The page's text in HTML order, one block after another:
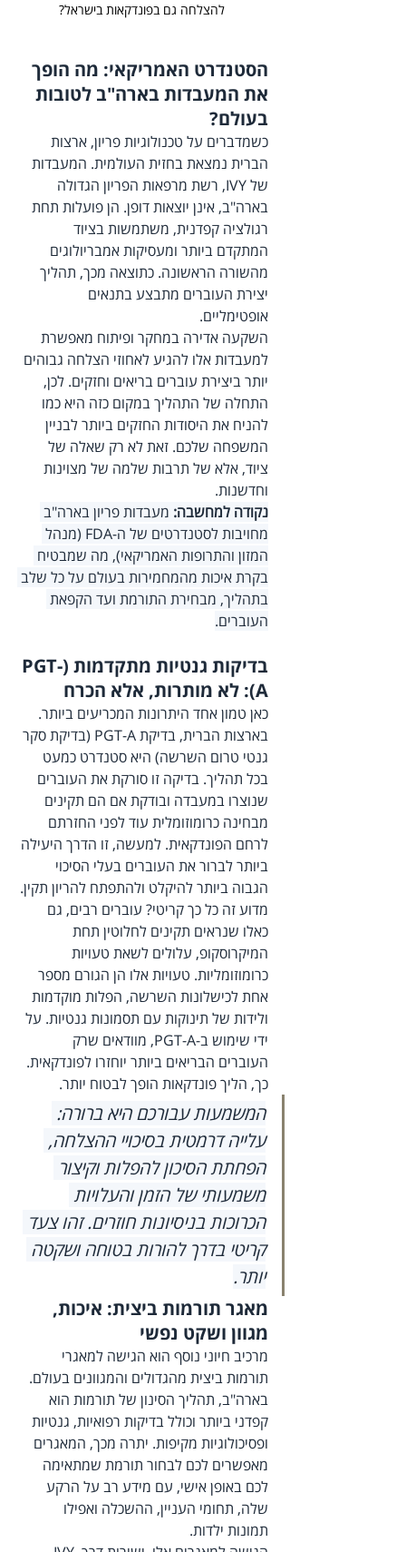
להצלחה גם בפונדקאות בישראל?
הסטנדרט האמריקאי: מה הופך
את המעבדות בארה"ב לטובות
בעולם?
כשמדברים על טכנולוגיות פריון, ארצות
הברית נמצאת בחזית העולמית. המעבדות
של IVY, רשת מרפאות הפריון הגדולה
בארה"ב, אינן יוצאות דופן. הן פועלות תחת
רגולציה קפדנית, משתמשות בציוד
המתקדם ביותר ומעסיקות אמבריולוגים
מהשורה הראשונה. כתוצאה מכך, תהליך
יצירת העוברים מתבצע בתנאים
אופטימליים.
השקעה אדירה במחקר ופיתוח מאפשרת
למעבדות אלו להגיע לאחוזי הצלחה גבוהים
יותר ביצירת עוברים בריאים וחזקים. לכן,
התחלה של התהליך במקום כזה היא כמו
להניח את היסודות החזקים ביותר לבניין
המשפחה שלכם. זאת לא רק שאלה של
ציוד, אלא של תרבות שלמה של מצוינות
וחדשנות.
נקודה למחשבה: מעבדות פריון בארה"ב
מחויבות לסטנדרטים של ה-FDA (מנהל
המזון והתרופות האמריקאי), מה שמבטיח
בקרת איכות מהמחמירות בעולם על כל שלב
בתהליך, מבחירת התורמת ועד הקפאת
העוברים.
בדיקות גנטיות מתקדמות (PGT-
A): לא מותרות, אלא הכרח
כאן טמון אחד היתרונות המכריעים ביותר.
בארצות הברית, בדיקת PGT-A (בדיקת סקר
גנטי טרום השרשה) היא סטנדרט כמעט
בכל תהליך. בדיקה זו סורקת את העוברים
שנוצרו במעבדה ובודקת אם הם תקינים
מבחינה כרומוזומלית עוד לפני החזרתם
לרחם הפונדקאית. למעשה, זו הדרך היעילה
ביותר לברור את העוברים בעלי הסיכוי
הגבוה ביותר להיקלט ולהתפתח להריון תקין.
מדוע זה כל כך קריטי? עוברים רבים, גם
כאלו שנראים תקינים לחלוטין תחת
המיקרוסקופ, עלולים לשאת טעויות
כרומוזומליות. טעויות אלו הן הגורם מספר
אחת לכישלונות השרשה, הפלות מוקדמות
ולידות של תינוקות עם תסמונות גנטיות. על
ידי שימוש ב-PGT-A, מוודאים שרק
העוברים הבריאים ביותר יוחזרו לפונדקאית.
כך, הליך פונדקאות הופך לבטוח יותר.
המשמעות עבורכם היא ברורה:
עלייה דרמטית בסיכויי ההצלחה,
הפחתת הסיכון להפלות וקיצור
משמעותי של הזמן והעלויות
הכרוכות בניסיונות חוזרים. זהו צעד
קריטי בדרך להורות בטוחה ושקטה
יותר.
מאגר תורמות ביצית: איכות,
מגוון ושקט נפשי
מרכיב חיוני נוסף הוא הגישה למאגרי
תורמות ביצית מהגדולים והמגוונים בעולם.
בארה"ב, תהליך הסינון של תורמות הוא
קפדני ביותר וכולל בדיקות רפואיות, גנטיות
ופסיכולוגיות מקיפות. יתרה מכך, המאגרים
מאפשרים לכם לבחור תורמת שמתאימה
לכם באופן אישי, עם מידע רב על הרקע
שלה, תחומי העניין, ההשכלה ואפילו
תמונות ילדות.